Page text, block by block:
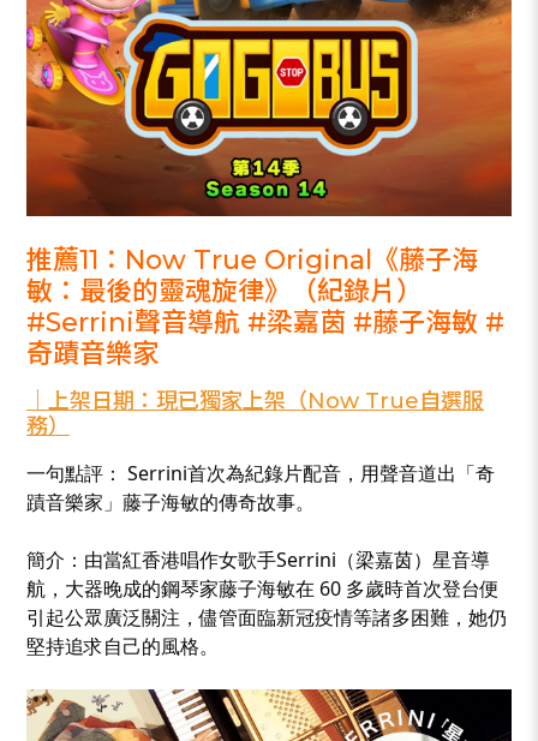
推薦11：Now True Original《藤子海
敏：最後的靈魂旋律》（紀錄片）
#Serrini聲音導航 #梁嘉茵 #藤子海敏 #
奇蹟音樂家
｜上架日期：現已獨家上架（Now True自選服
務）
一句點評： Serrini首次為紀錄片配音，用聲音道出「奇
蹟音樂家」藤子海敏的傳奇故事。
簡介：由當紅香港唱作女歌手Serrini（梁嘉茵）星音導
航，大器晚成的鋼琴家藤子海敏在 60 多歲時首次登台便
引起公眾廣泛關注，儘管面臨新冠疫情等諸多困難，她仍
堅持追求自己的風格。